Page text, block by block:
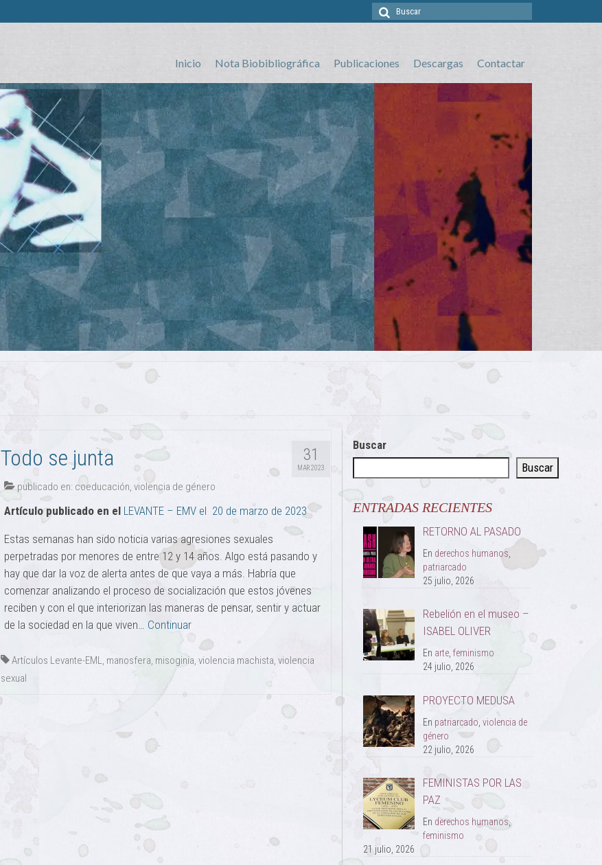
Buscar
Inicio Nota Biobibliográfica Publicaciones Descargas Contactar
31
MAR 2023
Todo se junta
publicado en: coeducación, violencia de género
Artículo publicado en el LEVANTE – EMV el 20 de marzo de 2023
Estas semanas han sido noticia varias agresiones sexuales
perpetradas por menores de entre 12 y 14 años. Algo está pasando y
hay que dar la voz de alerta antes de que vaya a más. Habría que
comenzar analizando el proceso de socialización que estos jóvenes
reciben y con el que interiorizan las maneras de pensar, sentir y actuar
de la sociedad en la que viven… Continuar
Artículos Levante-EML, manosfera, misoginia, violencia machista, violencia
sexual
Buscar
Buscar
ENTRADAS RECIENTES
RETORNO AL PASADO
En derechos humanos
patriarcado
25 julio, 2026
Rebelión en el museo –
ISABEL OLIVER
En arte,feminismo
24 julio, 2026
PROYECTO MEDUSA
En patriarcado ,violencia de
género
22 julio, 2026
FEMINISTAS POR LAS
PAZ
En derechos humanos,
feminismo
21 julio, 2026